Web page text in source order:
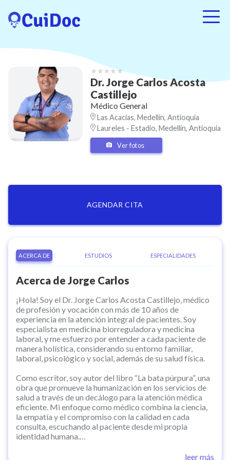
Dr.Jorge CarlosAcosta
Castillejo
Médico General
Las Acacias, Medellín, Antioquia
Laureles - Estadio, Medellin, Antioquia
Ver fotos
AGENDAR CITA
ACERCA DE ESTUDIOS ESPECIALIDADES
Acerca de Jorge Carlos
¡Hola! Soy el Dr. Jorge Carlos Acosta Castillejo, médico
de profesión y vocación con más de 10 años de
experiencia en la atención integral de pacientes. Soy
especialista en medicina biorreguladora y medicina
laboral, y me esfuerzo por entender a cada paciente de
manera holística, considerando su entorno familiar,
laboral, psicológico y social, además de su salud física.
Como escritor, soy autor del libro “La bata púrpura”, una
obra que promueve la humanización en los servicios de
salud a través de un decálogo para la atención médica
eficiente. Mi enfoque como médico combina la ciencia,
la empatía y el compromiso con la calidad en cada
consulta, escuchando al paciente desde mi propia
identidad humana.
En mi práctica profesional, ofrezco servicios de consulta
leer más